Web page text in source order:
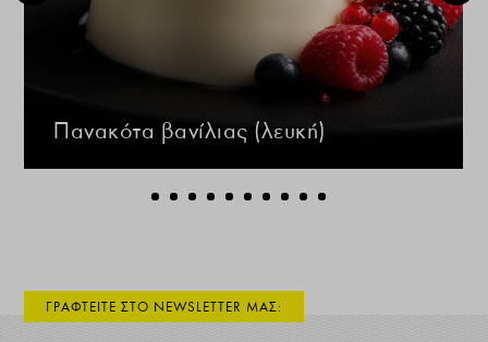
Πανακότα βανίλιας (λευκή)
ΓΡΑΦΤΕΙΤΕ ΣΤΟ NEWSLETTER ΜΑΣ: